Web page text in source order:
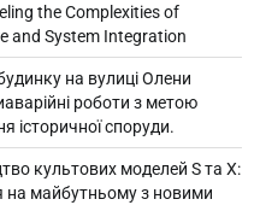
the Complexities of
and System Integration
на вулиці Олени
роботи з метою
історичної споруди.
культових моделей S та X:
на майбутньому з новими